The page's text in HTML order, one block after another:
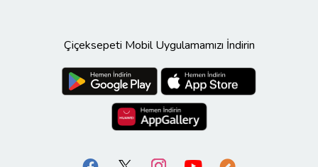
Çiçeksepeti Mobil Uygulamamızı İndirin